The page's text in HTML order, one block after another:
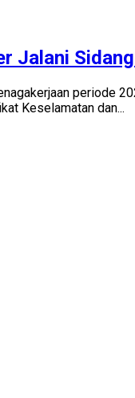
Jalani
periode
Keselamatan dan...